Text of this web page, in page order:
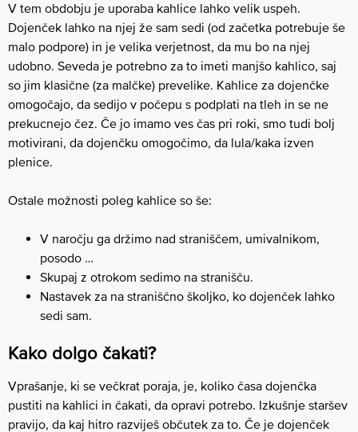
V tem obdobju je uporaba kahlice lahko velik uspeh.
Dojenček lahko na njej že sam sedi (od začetka potrebuje še
malo podpore) in je velika verjetnost, da mu bo na njej
udobno. Seveda je potrebno za to imeti manjšo kahlico, saj
so jim klasične (za malčke) prevelike. Kahlice za dojenčke
omogočajo, da sedijo v počepu s podplati na tleh in se ne
prekucnejo čez. Če jo imamo ves čas pri roki, smo tudi bolj
motivirani, da dojenčku omogočimo, da lula/kaka izven
plenice.
Ostale možnosti poleg kahlice so še:
V naročju ga držimo nad straniščem, umivalnikom,
posodo …
Skupaj z otrokom sedimo na stranišču.
Nastavek za na straniščno školjko, ko dojenček lahko
sedi sam.
Kako dolgo čakati?
Vprašanje, ki se večkrat poraja, je, koliko časa dojenčka
pustiti na kahlici in čakati, da opravi potrebo. Izkušnje staršev
pravijo, da kaj hitro razviješ občutek za to. Če je dojenček